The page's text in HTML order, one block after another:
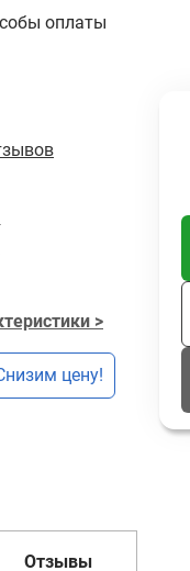
оплаты
>
цену!
Отзывы